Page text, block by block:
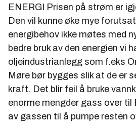
ENERGI Prisen på strøm er
Den vil kunne øke mye
energibehov ikke møtes med
bedre bruk av den energien vi
oljeindustrianlegg som f.eks
Møre bør bygges slik at de er
kraft. Det blir feil å bruke
enorme mengder gass over til
av gassen til å pumpe resten